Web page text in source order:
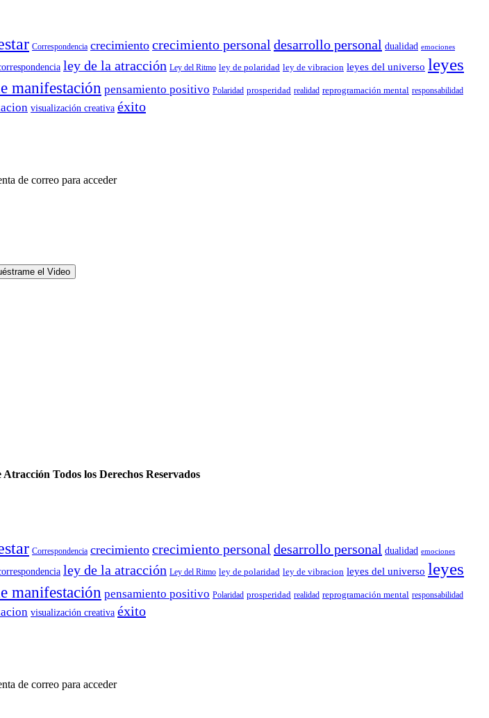
Correspondencia crecimiento crecimiento personal desarrollo personal dualidad emociones
ley de la atracción Ley del Ritmo ley de polaridad ley de vibracion leyes del universo leyes
manifestación pensamiento positivo Polaridad prosperidad realidad reprogramación mental responsabilidad
visualización creativa éxito
de correo para acceder
el Video
Atracción Todos los Derechos Reservados
Correspondencia crecimiento crecimiento personal desarrollo personal dualidad emociones
ley de la atracción Ley del Ritmo ley de polaridad ley de vibracion leyes del universo leyes
manifestación pensamiento positivo Polaridad prosperidad realidad reprogramación mental responsabilidad
visualización creativa éxito
de correo para acceder